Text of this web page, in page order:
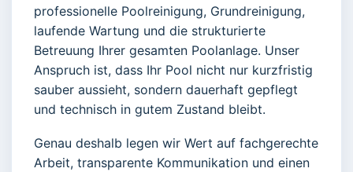
professionelle Poolreinigung, Grundreinigung,
laufende Wartung und die strukturierte
Betreuung Ihrer gesamten Poolanlage. Unser
Anspruch ist, dass Ihr Pool nicht nur kurzfristig
sauber aussieht, sondern dauerhaft gepflegt
und technisch in gutem Zustand bleibt.
Genau deshalb legen wir Wert auf fachgerechte
Arbeit, transparente Kommunikation und einen